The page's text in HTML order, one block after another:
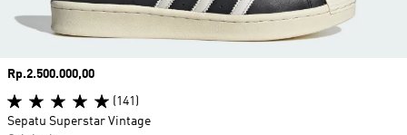
Harga
Rp.2.500.000,00
(141)
Sepatu Superstar Vintage